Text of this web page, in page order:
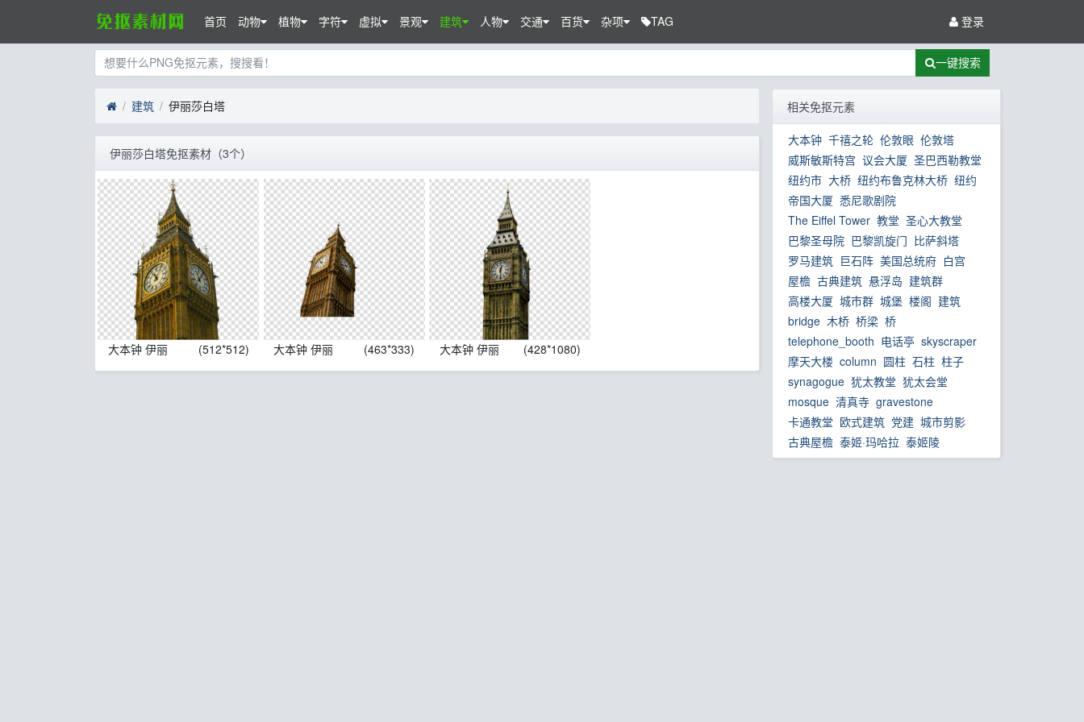
首页 动物 植物 字符 虚拟 景观 建筑 人物 交通 百货 杂项 TAG 登录
一键搜索
建筑 伊丽莎白塔
伊丽莎白塔免抠素材（3个）
大本钟 伊丽 (512*512) 大本钟 伊丽 (463*333) 大本钟 伊丽 (428*1080)
相关免抠元素
大本钟 千禧之轮 伦敦眼 伦敦塔
威斯敏斯特宫 议会大厦 圣巴西勒教堂
纽约市 大桥 纽约布鲁克林大桥 纽约
帝国大厦 悉尼歌剧院
The Eiffel Tower 教堂 圣心大教堂
巴黎圣母院 巴黎凯旋门 比萨斜塔
罗马建筑 巨石阵 美国总统府 白宫
屋檐 古典建筑 悬浮岛 建筑群
高楼大厦 城市群 城堡 楼阁 建筑
bridge 木桥 桥梁 桥
telephone_booth 电话亭 skyscraper
摩天大楼 column 圆柱 石柱 柱子
synagogue 犹太教堂 犹太会堂
mosque 清真寺 gravestone
卡通教堂 欧式建筑 党建 城市剪影
古典屋檐 泰姬·玛哈拉 泰姬陵